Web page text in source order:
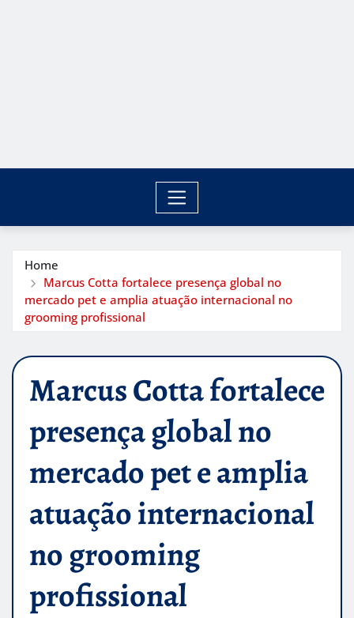
Home
Marcus Cotta fortalece presença global no
mercado pet e amplia atuação internacional no
grooming profissional
Marcus Cotta fortalece
presença global no
mercado pet e amplia
atuação internacional
no grooming
profissional